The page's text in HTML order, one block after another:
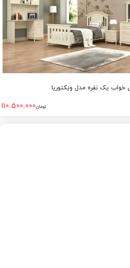
یک نفره مدل ویکتوریا
تومان110.500.000